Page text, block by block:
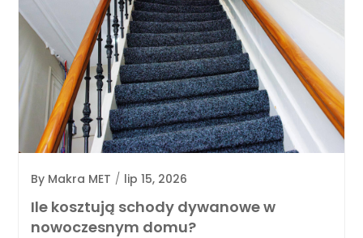
By Makra MET / lip 15, 2026
Ile kosztują schody dywanowe w
nowoczesnym domu?